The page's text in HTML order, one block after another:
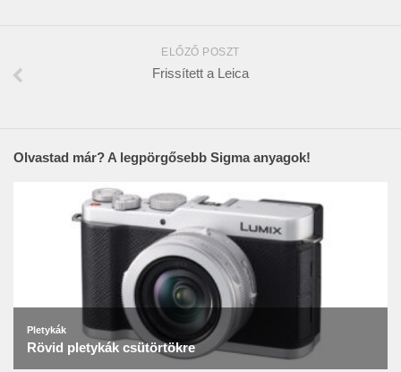
ELŐZŐ POSZT
Frissített a Leica
Olvastad már? A legpörgősebb Sigma anyagok!